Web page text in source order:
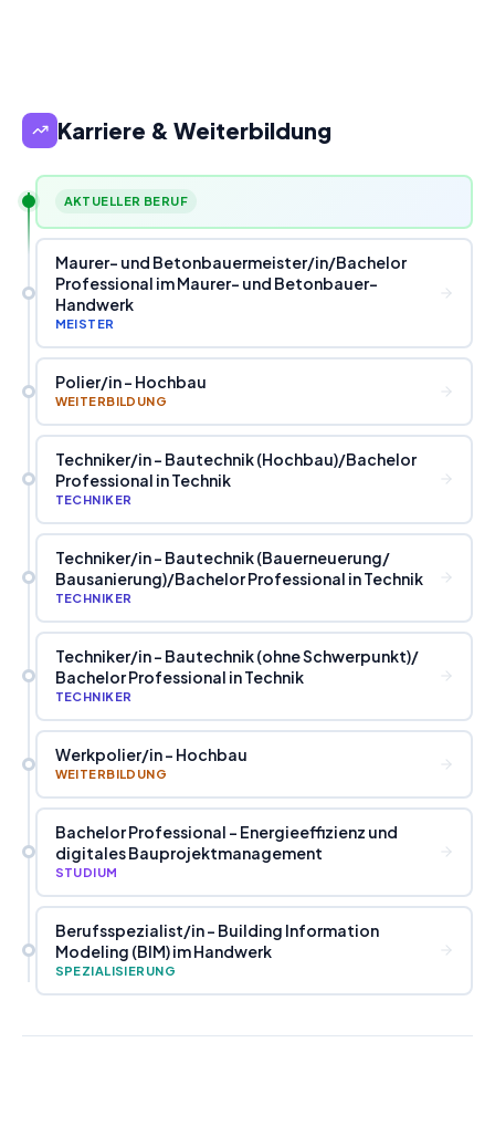
Karriere & Weiterbildung
AKTUELLER BERUF
Maurer- und Betonbauermeister/in/Bachelor
Professional im Maurer- und Betonbauer-
Handwerk
MEISTER
Polier/in - Hochbau
WEITERBILDUNG
Techniker/in - Bautechnik (Hochbau)/Bachelor
Professional in Technik
TECHNIKER
Techniker/in - Bautechnik (Bauerneuerung/
Bausanierung)/Bachelor Professional in Technik
TECHNIKER
Techniker/in - Bautechnik (ohne Schwerpunkt)/
Bachelor Professional in Technik
TECHNIKER
Werkpolier/in - Hochbau
WEITERBILDUNG
Bachelor Professional - Energieeffizienz und
digitales Bauprojektmanagement
STUDIUM
Berufsspezialist/in - Building Information
Modeling (BIM) im Handwerk
SPEZIALISIERUNG